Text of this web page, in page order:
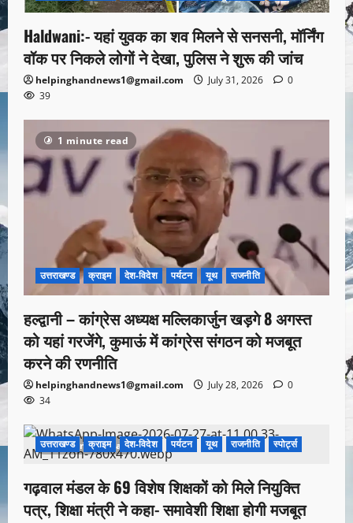
Haldwani:- यहां युवक का शव मिलने से सनसनी, मॉर्निंग
वॉक पर निकले लोगों ने देखा, पुलिस ने शुरू की जांच
helpinghandnews1@gmail.com July 31, 2026
0
39
1 minute read
उत्तराखण्ड क्राइम देश-विदेश पर्यटन यूथ राजनीति
हल्द्वानी – कांग्रेस अध्यक्ष मल्लिकार्जुन खड़गे 8 अगस्त
को यहां गरजेंगे, कुमाऊं में कांग्रेस संगठन को मजबूत
करने की रणनीति
helpinghandnews1@gmail.com July 28, 2026
0
34
1 minute read
उत्तराखण्ड क्राइम देश-विदेश पर्यटन यूथ राजनीति स्पोर्ट्स
गढ़वाल मंडल के 69 विशेष शिक्षकों को मिले नियुक्ति
पत्र, शिक्षा मंत्री ने कहा- समावेशी शिक्षा होगी मजबूत